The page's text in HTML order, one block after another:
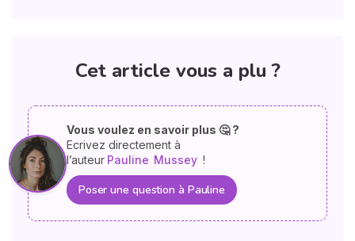
Cet article vous a plu ?
Vous voulez en savoir plus 🤔 ?
Ecrivez directement à
l’auteur Pauline Mussey !
Poser une question à Pauline